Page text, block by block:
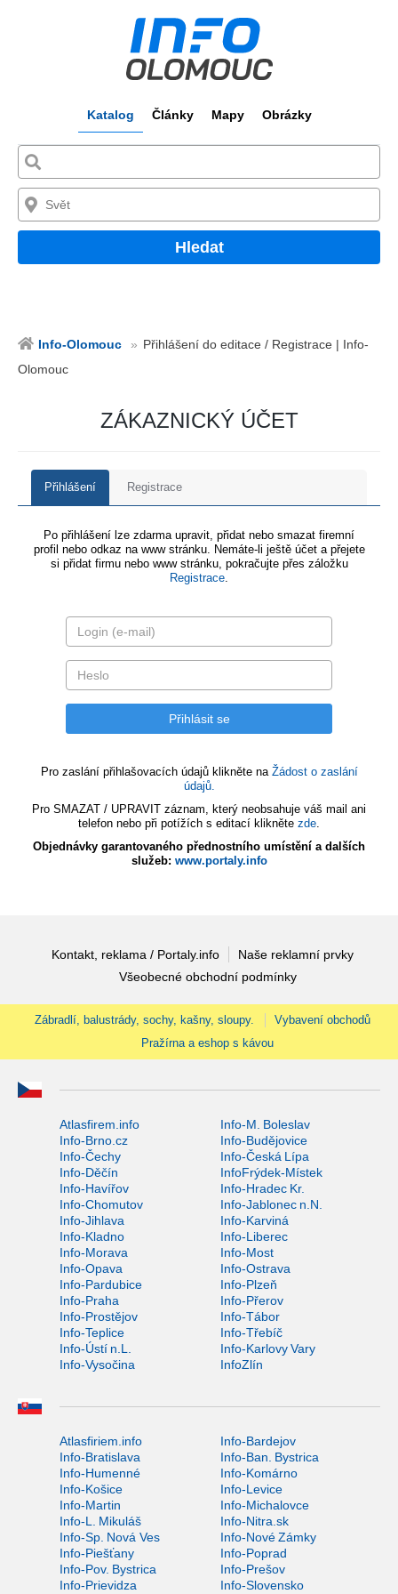
Katalog Články Mapy Obrázky
Hledat
Info-Olomouc
Přihlášení do editace / Registrace | Info-
Olomouc
ZÁKAZNICKÝ ÚČET
Přihlášení Registrace
Po přihlášení lze zdarma upravit, přidat nebo smazat firemní
profil nebo odkaz na www stránku. Nemáte-li ještě účet a přejete
si přidat firmu nebo www stránku, pokračujte přes záložku
Registrace.
Pro zaslání přihlašovacích údajů klikněte na Žádost o zaslání
údajů.
Pro SMAZAT / UPRAVIT záznam, který neobsahuje váš mail ani
telefon nebo při potížích s editací klikněte zde.
Objednávky garantovaného přednostního umístění a dalších
služeb: www.portaly.info
Kontakt, reklama / Portaly.info
Naše reklamní prvky
Všeobecné obchodní podmínky
Zábradlí, balustrády, sochy, kašny, sloupy.
Vybavení obchodů
Pražírna a eshop s kávou
Atlasfirem.info
Info-M. Boleslav
Info-Brno.cz
Info-Budějovice
Info-Čechy
Info-Česká Lípa
Info-Děčín
InfoFrýdek-Místek
Info-Havířov
Info-Hradec Kr.
Info-Chomutov
Info-Jablonec n.N.
Info-Jihlava
Info-Karviná
Info-Kladno
Info-Liberec
Info-Morava
Info-Most
Info-Opava
Info-Ostrava
Info-Pardubice
Info-Plzeň
Info-Praha
Info-Přerov
Info-Prostějov
Info-Tábor
Info-Teplice
Info-Třebíč
Info-Ústí n.L.
Info-Karlovy Vary
Info-Vysočina
InfoZlín
Atlasfiriem.info
Info-Bardejov
Info-Bratislava
Info-Ban. Bystrica
Info-Humenné
Info-Komárno
Info-Košice
Info-Levice
Info-Martin
Info-Michalovce
Info-L. Mikuláš
Info-Nitra.sk
Info-Sp. Nová Ves
Info-Nové Zámky
Info-Piešťany
Info-Poprad
Info-Pov. Bystrica
Info-Prešov
Info-Prievidza
Info-Slovensko